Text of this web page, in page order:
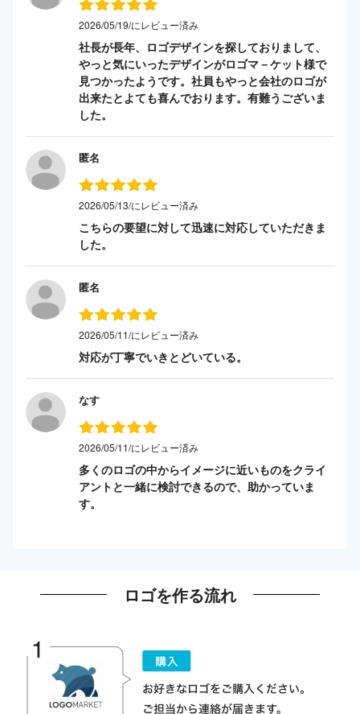
2026/05/19/にレビュー済み
社長が長年、ロゴデザインを探しておりまして、
やっと気にいったデザインがロゴマ－ケット様で
見つかったようです。社員もやっと会社のロゴが
出来たとよても喜んでおります。有難うございま
した。
匿名
2026/05/13/にレビュー済み
こちらの要望に対して迅速に対応していただきま
した。
匿名
2026/05/11/にレビュー済み
対応が丁寧でいきとどいている。
なす
2026/05/11/にレビュー済み
多くのロゴの中からイメージに近いものをクライ
アントと一緒に検討できるので、助かっていま
す。
ロゴを作る流れ